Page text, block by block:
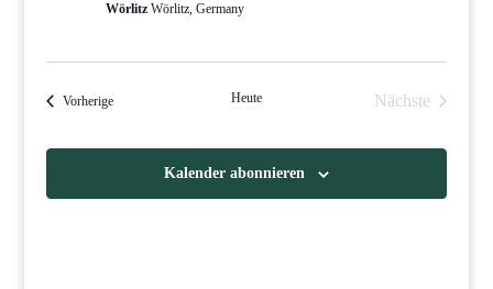
Wörlitz Wörlitz, Germany
VorherigeVeranstaltungen Heute
Nächste
Kalender abonnieren